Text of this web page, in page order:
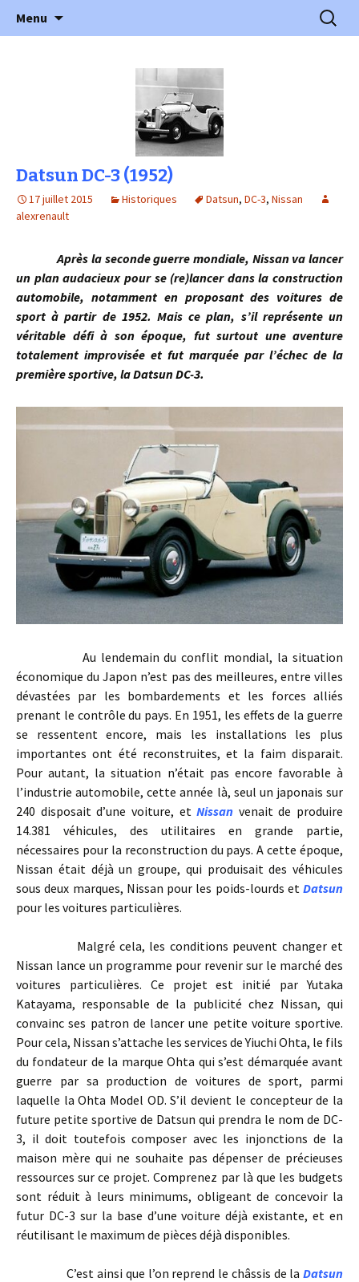
l'Automobile Ancienne
l'automobile ancienne : articles, historiques
…
Menu
Datsun DC-3 (1952)
17 juillet 2015 Historiques Datsun, DC-3, Nissan
alexrenault
Après la seconde guerre mondiale, Nissan va lancer
un plan audacieux pour se (re)lancer dans la construction
automobile, notamment en proposant des voitures de
sport à partir de 1952. Mais ce plan, s’il représente un
véritable défi à son époque, fut surtout une aventure
totalement improvisée et fut marquée par l’échec de la
première sportive, la Datsun DC-3.
Au lendemain du conflit mondial, la situation
économique du Japon n’est pas des meilleures, entre villes
dévastées par les bombardements et les forces alliés
prenant le contrôle du pays. En 1951, les effets de la guerre
se ressentent encore, mais les installations les plus
importantes ont été reconstruites, et la faim disparait.
Pour autant, la situation n’était pas encore favorable à
l’industrie automobile, cette année là, seul un japonais sur
240 disposait d’une voiture, etNissan venait de produire
14.381 véhicules, des utilitaires en grande partie,
nécessaires pour la reconstruction du pays. A cette époque,
Nissan était déjà un groupe, qui produisait des véhicules
sous deux marques, Nissan pour les poids-lourds et Datsun
pour les voitures particulières.
Malgré cela, les conditions peuvent changer et
Nissan lance un programme pour revenir sur le marché des
voitures particulières. Ce projet est initié par Yutaka
Katayama, responsable de la publicité chez Nissan, qui
convainc ses patron de lancer une petite voiture sportive.
Pour cela, Nissan s’attache les services de Yiuchi Ohta, le fils
du fondateur de la marque Ohta qui s’est démarquée avant
guerre par sa production de voitures de sport, parmi
laquelle la Ohta Model OD. S’il devient le concepteur de la
future petite sportive de Datsun qui prendra le nom de DC-
3, il doit toutefois composer avec les injonctions de la
maison mère qui ne souhaite pas dépenser de précieuses
ressources sur ce projet. Comprenez par là que les budgets
sont réduit à leurs minimums, obligeant de concevoir la
futur DC-3 sur la base d’une voiture déjà existante, et en
réutilisant le maximum de pièces déjà disponibles.
C’est ainsi que l’on reprend le châssis de la Datsun